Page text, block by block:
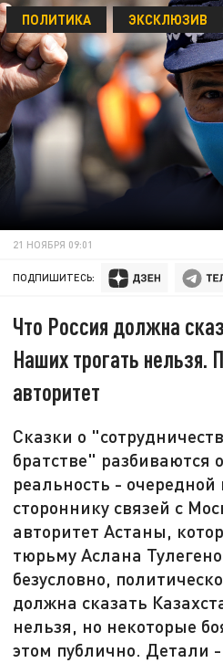
ПОЛИТИКА ЭКСКЛЮЗИВ
21 НОЯБРЯ 09:01
ПОДПИШИТЕСЬ:
Что Россия должна
Наших трогать нельзя.
авторитет
Сказки о
братстве" разбиваются
реальность - очередной
стороннику связей с
авторитет Астаны,
тюрьму Аслана
безусловно,
должна сказать
нельзя, но некоторые
этом публично. Детали